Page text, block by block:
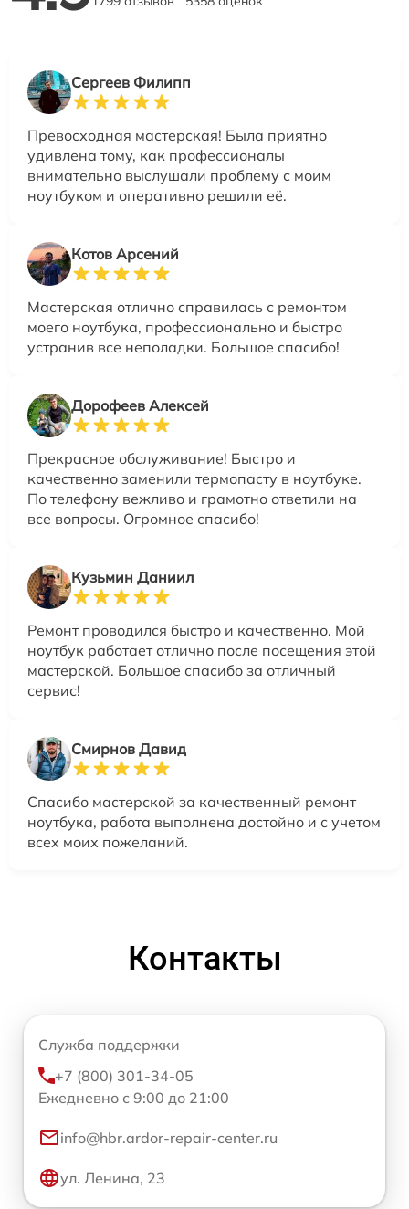
Сергеев Филипп
Превосходная мастерская! Была приятно
удивлена тому, как профессионалы
внимательно выслушали проблему с моим
ноутбуком и оперативно решили её.
Котов Арсений
Мастерская отлично справилась с ремонтом
моего ноутбука, профессионально и быстро
устранив все неполадки. Большое спасибо!
Дорофеев Алексей
Прекрасное обслуживание! Быстро и
качественно заменили термопасту в ноутбуке.
По телефону вежливо и грамотно ответили на
все вопросы. Огромное спасибо!
Кузьмин Даниил
Ремонт проводился быстро и качественно. Мой
ноутбук работает отлично после посещения этой
мастерской. Большое спасибо за отличный
сервис!
Смирнов Давид
Спасибо мастерской за качественный ремонт
ноутбука, работа выполнена достойно и с учетом
всех моих пожеланий.
Контакты
Служба поддержки
+7 (800) 301-34-05
Ежедневно с 9:00 до 21:00
info@hbr.ardor-repair-center.ru
ул. Ленина, 23